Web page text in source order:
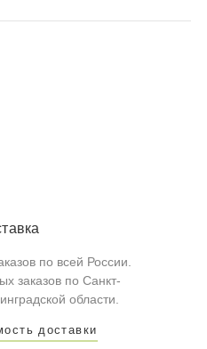
по всей России.
заказов по Санкт-
области.
доставки